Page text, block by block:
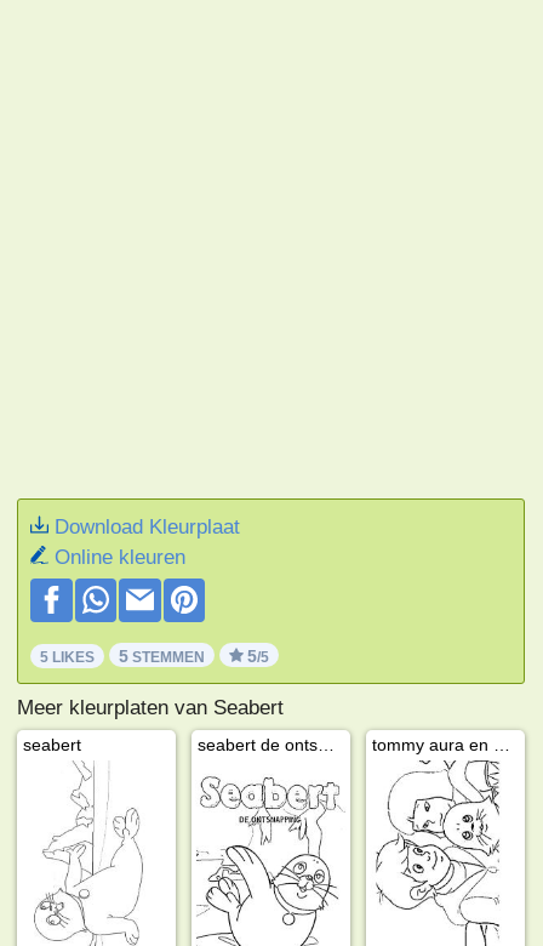
Download Kleurplaat
Online kleuren
5 LIKES 5 STEMMEN 5/5
Meer kleurplaten van Seabert
seabert